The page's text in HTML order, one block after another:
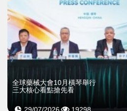
全球藥械大會10月橫琴舉行
三大核心看點搶先看
29/07/2026 19298